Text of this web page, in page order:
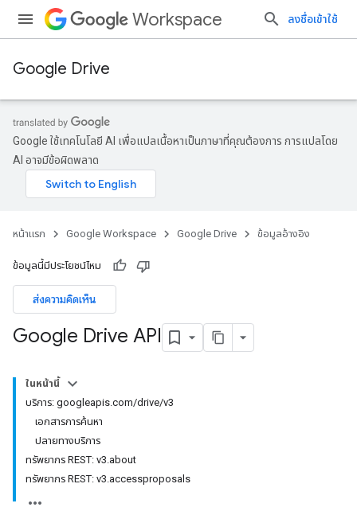
Workspace ลงชื่อเข้าใช้
Google Drive
Google ใช้เทคโนโลยี AI เพื่อแปลเนื้อหาเป็นภาษาที่คุณต้องการ การแปลโดย
AI อาจมีข้อผิดพลาด
หน้าแรก Google Workspace Google Drive ข้อมูลอ้างอิง
ข้อมูลนี้มีประโยชน์ไหม
ส่งความคิดเห็น
Google Drive API
ในหน้านี้
บริการ: googleapis.com/drive/v3
เอกสารการค้นหา
ปลายทางบริการ
ทรัพยากร REST: v3.about
ทรัพยากร REST: v3.accessproposals